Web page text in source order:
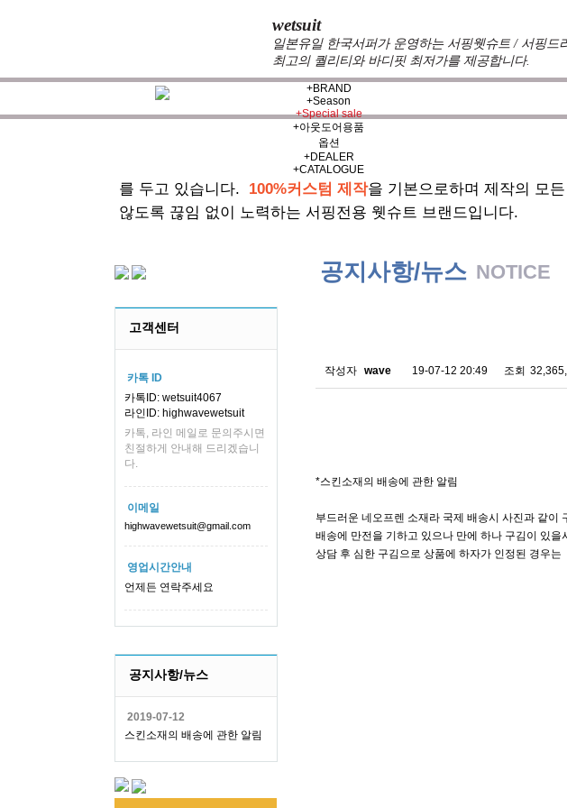
wetsuit
일본유일 한국서퍼가 운영하는 서핑웻슈트 / 서핑드
최고의 퀄리티와 바디핏 최저가를 제공합니다.
+BRAND
+Season
+Special sale
+아웃도어용품
옵션
+DEALER
+CATALOGUE
는 서퍼들의 느낌과 의견를 듣고 적극 반영하
를 두고 있습니다. 100%커스텀 제작을 기본으로하며 제작의 모
않도록 끊임 없이 노력하는 서핑전용 웻슈트 브랜드입니다.
고객센터
카톡 ID
카톡ID: wetsuit4067
라인ID: highwavewetsuit
카톡, 라인 메일로 문의주시면
친절하게 안내해 드리겠습니
다.
이메일
highwavewetsuit@gmail.com
영업시간안내
언제든 연락주세요
공지사항/뉴스
2019-07-12
스킨소재의 배송에 관한 알림
공지사항/뉴스 NOTICE
작성자 wave 19-07-12 20:49 조회
*스킨소재의 배송에 관한 알림
부드러운 네오프렌 소재라 국제 배송시 사진과 같이
배송에 만전을 기하고 있으나 만에 하나 구김이 있
상담 후 심한 구김으로 상품에 하자가 인정된 경우